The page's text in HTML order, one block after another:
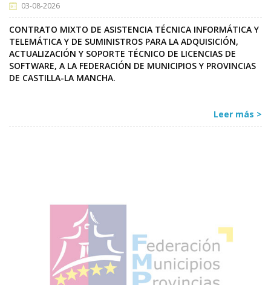
03-08-2026
CONTRATO MIXTO DE ASISTENCIA TÉCNICA INFORMÁTICA Y
TELEMÁTICA Y DE SUMINISTROS PARA LA ADQUISICIÓN,
ACTUALIZACIÓN Y SOPORTE TÉCNICO DE LICENCIAS DE
SOFTWARE, A LA FEDERACIÓN DE MUNICIPIOS Y PROVINCIAS
DE CASTILLA-LA MANCHA.
Leer más >